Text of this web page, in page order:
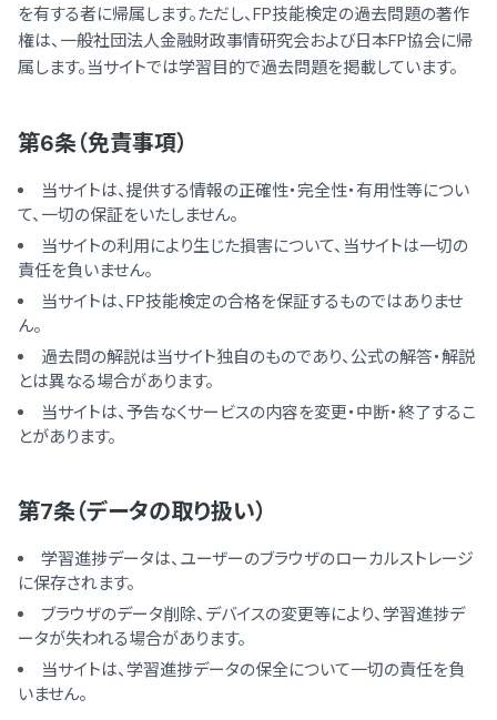
を有する者に帰属します。ただし、FP技能検定の過去問題の著作
権は、一般社団法人金融財政事情研究会および日本FP協会に帰
属します。当サイトでは学習目的で過去問題を掲載しています。
第6条（免責事項）
当サイトは、提供する情報の正確性・完全性・有用性等につい
て、一切の保証をいたしません。
当サイトの利用により生じた損害について、当サイトは一切の
責任を負いません。
当サイトは、FP技能検定の合格を保証するものではありませ
ん。
過去問の解説は当サイト独自のものであり、公式の解答・解説
とは異なる場合があります。
当サイトは、予告なくサービスの内容を変更・中断・終了するこ
とがあります。
第7条（データの取り扱い）
学習進捗データは、ユーザーのブラウザのローカルストレージ
に保存されます。
ブラウザのデータ削除、デバイスの変更等により、学習進捗デ
ータが失われる場合があります。
当サイトは、学習進捗データの保全について一切の責任を負
いません。